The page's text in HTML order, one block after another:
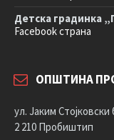
Детска градинка
Facebook страна
ОПШТИНА
ул. Јаким Стојковски
2 210 Пробиштип